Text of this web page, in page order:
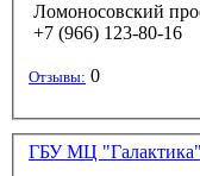
Ломоносовский
+7 (966) 123-80-16
Отзывы: 0
ГБУ МЦ "Галактика"